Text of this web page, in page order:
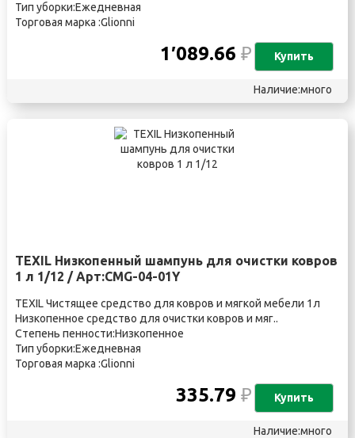
Тип уборки:Ежедневная
Торговая марка :Glionni
1′089.66₽ Купить
Наличие:много
TEXIL Низкопенный шампунь для очистки ковров
1 л 1/12 / Арт:CMG-04-01Y
TEXIL Чистящее средство для ковров и мягкой мебели 1л
Низкопенное средство для очистки ковров и мяг..
Степень пенности:Низкопенное
Тип уборки:Ежедневная
Торговая марка :Glionni
335.79₽ Купить
Наличие:много